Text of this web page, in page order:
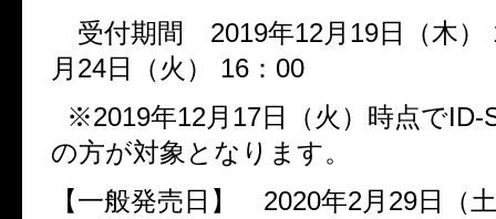
受付期間 2019年12月 19日（木）
月 24日（火） 16 ： 00
※2019年12月 17日（火）時点でID-
の方が対象となります。
【一般発売日】 2020年2月 29日（